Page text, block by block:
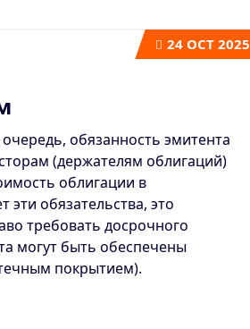
24OCT 2025
обязанность эмитента
(держателям облигаций)
облигации в
эти обязательства, это
требовать досрочного
могут быть обеспечены
покрытием).